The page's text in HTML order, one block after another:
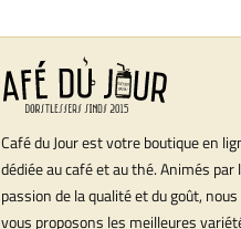
Café du Jour est votre boutique en
dédiée au café et au thé. Animés par
passion de la qualité et du goût, nous
vous proposons les meilleures